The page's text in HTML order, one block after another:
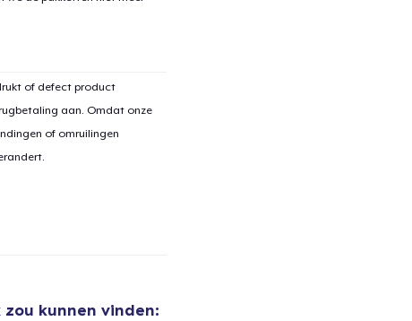
of defect product
aan. Omdat onze
of omruilingen
zou kunnen vinden: